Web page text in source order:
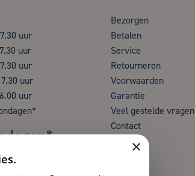
uur
uur
uur
uur
uur
Bezorgen
Betalen
Service
Retourneren
Voorwaarden
Garantie
Veel gestelde vragen
Contact
×